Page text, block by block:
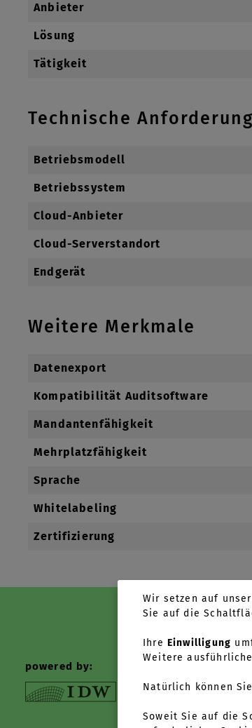
Anbieter
Lösung
Tätigkeit
Technische
Betriebsmodell
Betriebssystem
Cloud-Anbieter
Cloud-Serverstandort
Endgerät
Weitere Merkmale
Datenexport
Kompatibilität Auditsoftware
Mandantenfähigkeit
Mehrplatzfähigkeit
Sprache
Whitelabeling
Zertifizierung
powered by:
Wir setzen auf
Sie auf die
Ihre Einwilligung
Weitere
Natürlich können
Soweit Sie auf die